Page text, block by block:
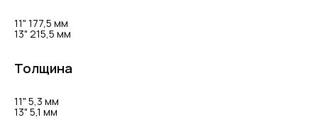
11" 177,5 мм
13" 215,5 мм
Толщина
11" 5,3 мм
13" 5,1 мм